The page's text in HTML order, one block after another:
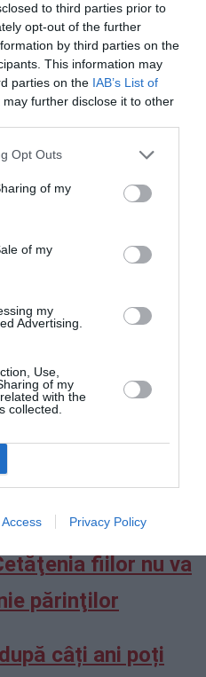
to third parties prior to
opt-out of the further
by third parties on the
This information may
parties on the IAB’s List of
may further disclose it to other
Opt Outs
of my
of my
my
Advertising.
Use,
of my
with the
collected.
Privacy Policy
legea a ajuns
cetăţeniei în Italia.
milioane de
fiilor nu va
părinţilor
câți ani poți